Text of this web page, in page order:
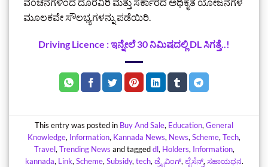
ಮೂಲಕವೇ ಸೌಲಭ್ಯಗಳನ್ನು ಪಡೆಯಿರಿ.
Driving Licence : ಇನ್ನೇಲೆ 30 ನಿಮಿಷದಲ್ಲಿ DL ಸಿಗತ್ತೆ..!
This entry was posted in Buy And Sale, Education, General
Knowledge, Information, Kannada News, News, Scheme, Tech,
Travel, Trending News and taggeddl, Holders, Information,
kannada, Link, Scheme, Subsidy, tech, ಡ್ರೈವಿಂಗ್, ಲೈಸೆನ್ಸ್, ಸಹಾಯಧನ.